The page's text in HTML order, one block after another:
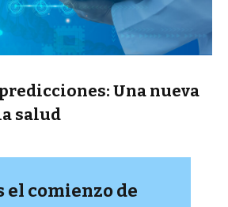
Una nueva
salud
el comienzo de